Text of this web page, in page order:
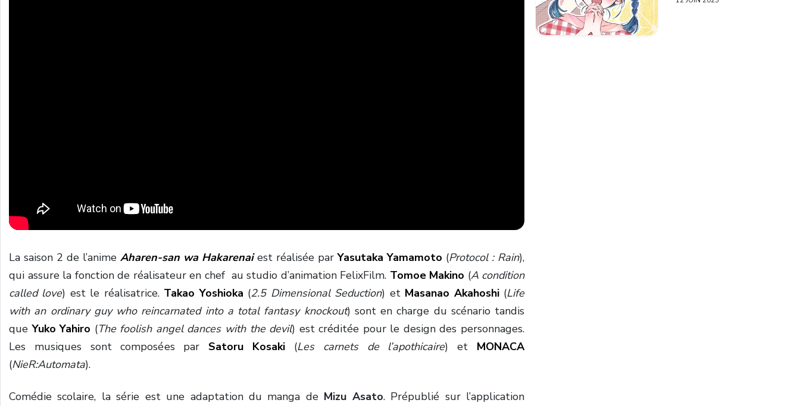
La saison 2 de l’anime Aharen-san wa Hakarenaiest réalisée parYasutaka Yamamoto (Protocol : Rain),
qui assure la fonction de réalisateur en chef au studio d’animation FelixFilm. Tomoe Makino (A condition
called love) est le réalisatrice. Takao Yoshioka (2.5 Dimensional Seduction) et Masanao Akahoshi(Life
with an ordinary guy who reincarnated into a total fantasy knockout) sont en charge du scénario tandis
queYuko Yahiro (The foolish angel dances with the devil) est créditée pour le design des personnages.
Les musiques sont composées parSatoru Kosaki (Les carnets de l’apothicaire) et MONACA
(NieR:Automata).
Comédie scolaire, la série est une adaptation du manga de Mizu Asato. Prépublié sur l’application